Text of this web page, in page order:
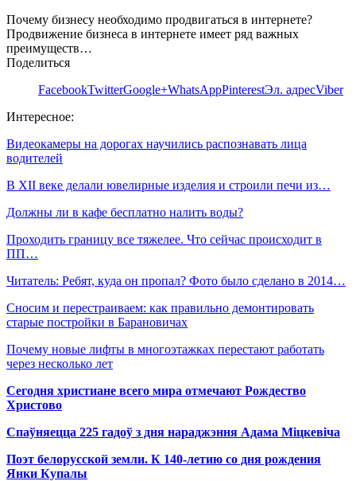
Почему бизнесу необходимо продвигаться в интернете?
Продвижение бизнеса в интернете имеет ряд важных
преимуществ…
Поделиться
FacebookTwitterGoogle+WhatsAppPinterestЭл. адресViber
Интересное:
Видеокамеры на дорогах научились распознавать лица
водителей
В XII веке делали ювелирные изделия и строили печи из…
Должны ли в кафе бесплатно налить воды?
Проходить границу все тяжелее. Что сейчас происходит в
ПП…
Читатель: Ребят, куда он пропал? Фото было сделано в 2014…
Сносим и перестраиваем: как правильно демонтировать
старые постройки в Барановичах
Почему новые лифты в многоэтажках перестают работать
через несколько лет
Сегодня христиане всего мира отмечают Рождество
Христово
Спаўняецца 225 гадоў з дня нараджэння Адама Міцкевіча
Поэт белорусской земли. К 140-летию со дня рождения
Янки Купалы